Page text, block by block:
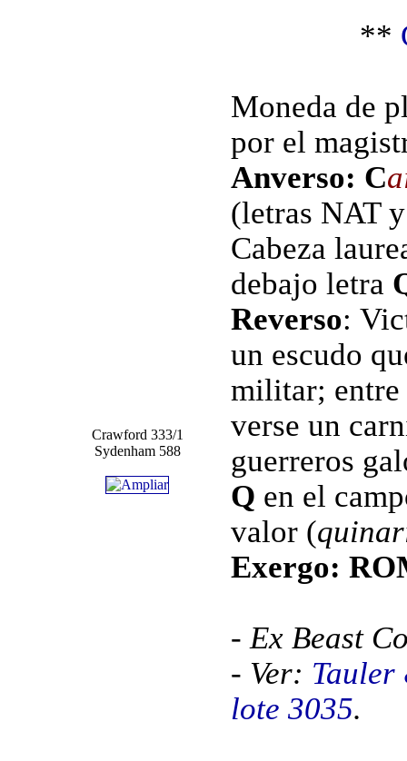
Crawford 333/1
Sydenham 588
**
Moneda de
por el
Anverso: C
(letras NAT
Cabeza
debajo letra
Reverso:
un escudo
militar; entre
verse un
guerreros
Q en el
valor (
Exergo:
- Ex Beast
- Ver: Tauler
lote 3035.